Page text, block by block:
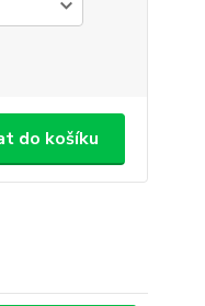
do košíku